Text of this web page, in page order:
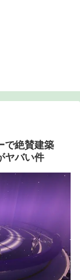
で絶賛建築
ヤバい件